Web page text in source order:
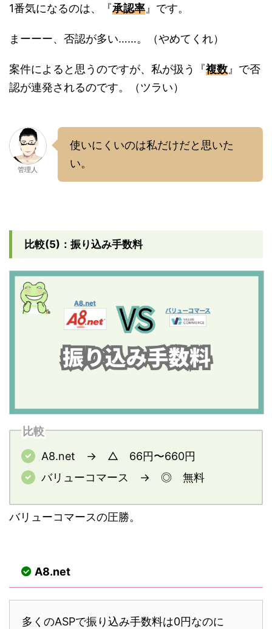
1番気になるのは、『承認率 』です。
まーーー、否認が多い……。（やめてくれ）
案件によると思うのですが、私が扱う『複数 』で否
認が連発されるのです。（ツラい）
管理人
使いにくいのは私だけだと思いた
い。
比較(5)：振り込み手数料
比較
A8.net → △ 66円〜660円
バリューコマース → ◎ 無料
バリューコマースの圧勝。
A8.net
多くのASPで振り込み手数料は0円なのに